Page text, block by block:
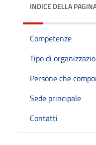
INDICE DELLA
Competenze
Tipo di
Persone che
Sede principale
Contatti